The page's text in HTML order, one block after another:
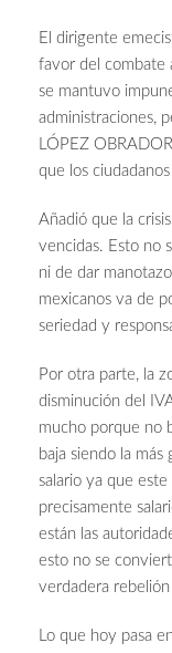
El dirigente
favor del combate
se mantuvo
administraciones,
LÓPEZ
que los
Añadió que la
vencidas. Esto no
ni de dar
mexicanos va de
seriedad y
Por otra parte, la
disminución del
mucho porque no
baja siendo la más
salario ya que
precisamente
están las
esto no se
verdadera rebelión
Lo que hoy pasa